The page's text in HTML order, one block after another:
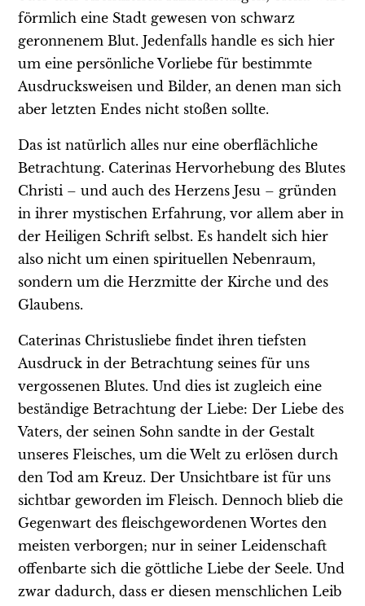
förmlich eine Stadt gewesen von schwarz
geronnenem Blut. Jedenfalls handle es sich hier
um eine persönliche Vorliebe für bestimmte
Ausdrucksweisen und Bilder, an denen man sich
aber letzten Endes nicht stoßen sollte.
Das ist natürlich alles nur eine oberflächliche
Betrachtung. Caterinas Hervorhebung des Blutes
Christi – und auch des Herzens Jesu – gründen
in ihrer mystischen Erfahrung, vor allem aber in
der Heiligen Schrift selbst. Es handelt sich hier
also nicht um einen spirituellen Nebenraum,
sondern um die Herzmitte der Kirche und des
Glaubens.
Caterinas Christusliebe findet ihren tiefsten
Ausdruck in der Betrachtung seines für uns
vergossenen Blutes. Und dies ist zugleich eine
beständige Betrachtung der Liebe: Der Liebe des
Vaters, der seinen Sohn sandte in der Gestalt
unseres Fleisches, um die Welt zu erlösen durch
den Tod am Kreuz. Der Unsichtbare ist für uns
sichtbar geworden im Fleisch. Dennoch blieb die
Gegenwart des fleischgewordenen Wortes den
meisten verborgen; nur in seiner Leidenschaft
offenbarte sich die göttliche Liebe der Seele. Und
zwar dadurch, dass er diesen menschlichen Leib